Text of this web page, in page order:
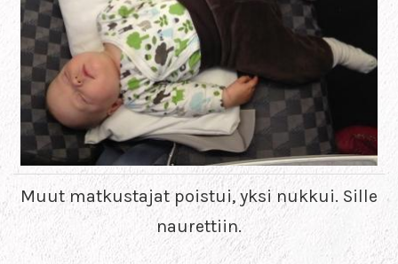
Muut matkustajat poistui, yksi nukkui. Sille
naurettiin.